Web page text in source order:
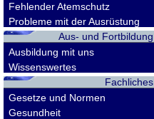
Fehlender Atemschutz
Probleme mit der Ausrüstung
Aus- und Fortbildung
Ausbildung mit uns
Wissenswertes
Fachliches
Gesetze und Normen
Gesundheit